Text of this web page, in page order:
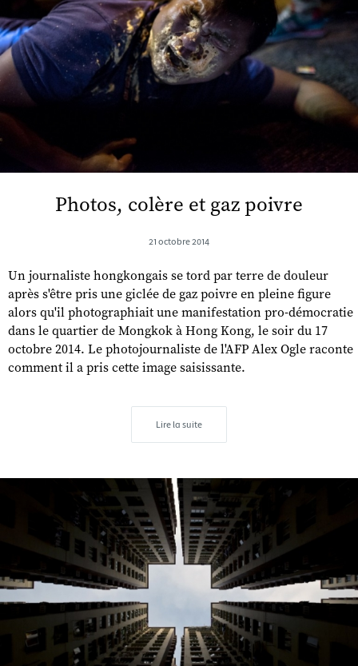
Photos, colère et gaz poivre
21 octobre 2014
Un journaliste hongkongais se tord par terre de douleur
après s'être pris une giclée de gaz poivre en pleine figure
alors qu'il photographiait une manifestation pro-démocratie
dans le quartier de Mongkok à Hong Kong, le soir du 17
octobre 2014. Le photojournaliste de l'AFP Alex Ogle raconte
comment il a pris cette image saisissante.
Lire la suite